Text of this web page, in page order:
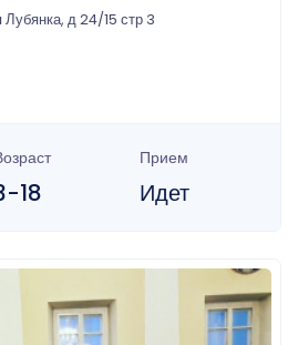
д 24/15 стр 3
18
Прием
Идет